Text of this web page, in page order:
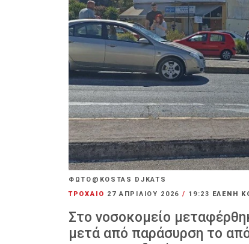
ΦΩΤΟ@KOSTAS DJKATS
ΤΡΟΧΑΙΟ 27 ΑΠΡΙΛΊΟΥ 2026 / 19:23 ΕΛΕΝΗ
Στο νοσοκομείο
μετά από παράσυρση το